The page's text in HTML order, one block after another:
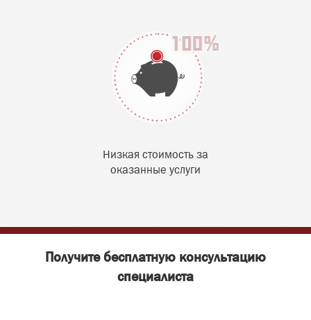
Низкая стоимость за
оказанные услуги
Получите бесплатную консультацию
специалиста